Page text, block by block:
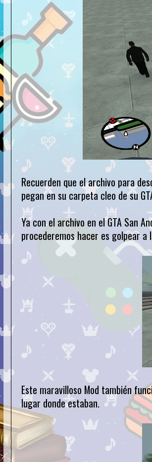
Recuerden que el archivo para
pegan en su carpeta cleo de su
Ya con el archivo en el GTA San
procederemos hacer es golpear
Este maravilloso Mod también
lugar donde estaban.